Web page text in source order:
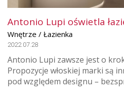
Antonio Lupi oświetla
Wnętrze / Łazienka
2022.07.28
Antonio Lupi zawsze jest o
Propozycje włoskiej marki są
pod względem designu –